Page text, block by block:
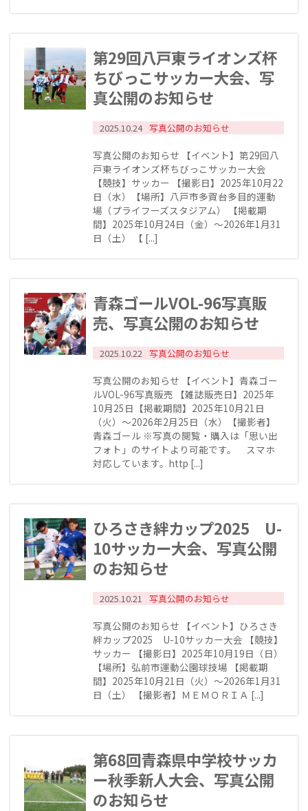
第29回八戸東ライオンズ杯
ちびっこサッカー大会、写
真公開のお知らせ
2025.10.24 写真公開のお知らせ
写真公開のお知らせ 【イベント】第29回八
戸東ライオンズ杯ちびっこサッカー大会
【競技】サッカー 【撮影日】2025年10月22
日（水）【場所】八戸市多賀台多目的運動
場（プライフーズスタジアム） 【掲載期
間】2025年10月24日（金）～2026年1月31
日（土） 【 [...]
青森ゴールVOL-96写真販
売、写真公開のお知らせ
2025.10.22 写真公開のお知らせ
写真公開のお知らせ 【イベント】青森ゴー
ルVOL-96写真販売 【雑誌販売日】2025年
10月25日【掲載期間】2025年10月21日
（火）～2026年2月25日（水）【撮影者】
青森ゴール ※写真の閲覧・購入は「思い出
フォト」のサイトより可能です。 スマホ
対応しています。http [...]
ひろさき絆カップ2025 U-
10サッカー大会、写真公開
のお知らせ
2025.10.21 写真公開のお知らせ
写真公開のお知らせ 【イベント】ひろさき
絆カップ2025 U-10サッカー大会 【競技】
サッカー 【撮影日】2025年10月19日（日）
【場所】弘前市運動公園球技場 【掲載期
間】2025年10月21日（火）～2026年1月31
日（土） 【撮影者】ＭＥＭＯＲＩＡ [...]
第68回青森県中学校サッカ
ー秋季新人大会、写真公開
のお知らせ